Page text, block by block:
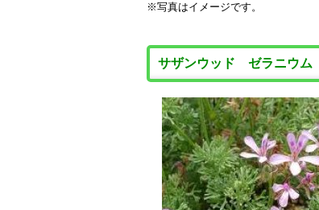
※写真はイメージです。
サザンウッド ゼラニウム